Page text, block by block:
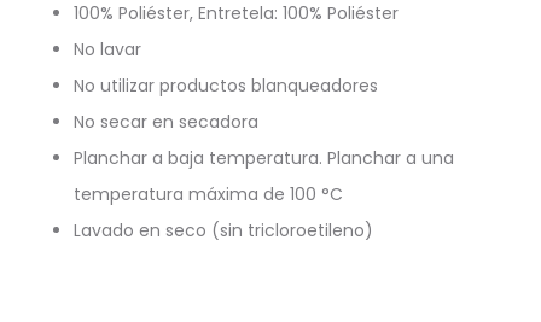
100% Poliéster, Entretela: 100% Poliéster
No lavar
No utilizar productos blanqueadores
No secar en secadora
Planchar a baja temperatura. Planchar a una
temperatura máxima de 100 °C
Lavado en seco (sin tricloroetileno)